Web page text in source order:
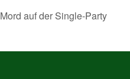
Mord auf der Single-Party